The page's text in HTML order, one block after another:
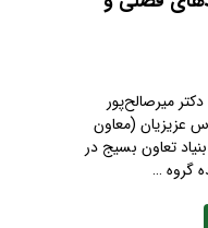
میرصالح‌پور
عزیزیان (معاون
تعاون بسیج در
گروه …